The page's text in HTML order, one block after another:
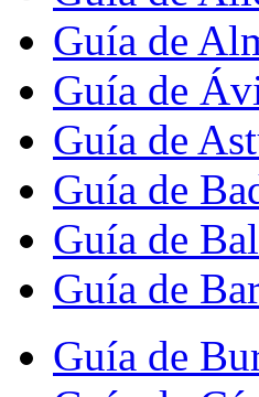
Guía de
Guía de
Guía de
Guía de
Guía de
Guía de
Guía de